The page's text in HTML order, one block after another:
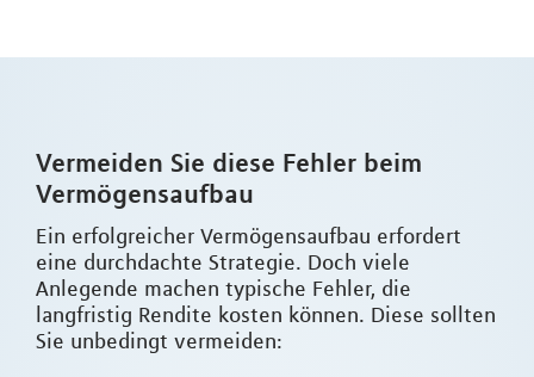
Vermeiden Sie diese Fehler beim
Vermögensaufbau
Ein erfolgreicher Vermögensaufbau erfordert
eine durchdachte Strategie. Doch viele
Anlegende machen typische Fehler, die
langfristig Rendite kosten können. Diese sollten
Sie unbedingt vermeiden: